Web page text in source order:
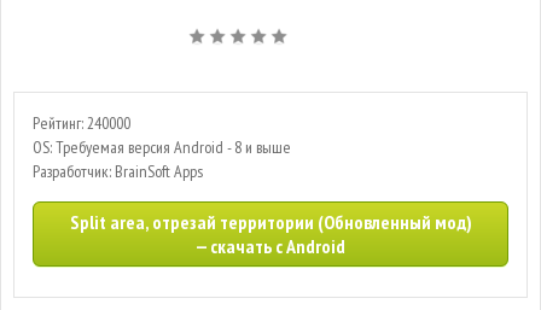
Рейтинг: 240000
OS: Требуемая версия Android - 8 и выше
Разработчик: BrainSoft Apps
Split area, отрезай территории (Обновленный мод)
— скачать с Android